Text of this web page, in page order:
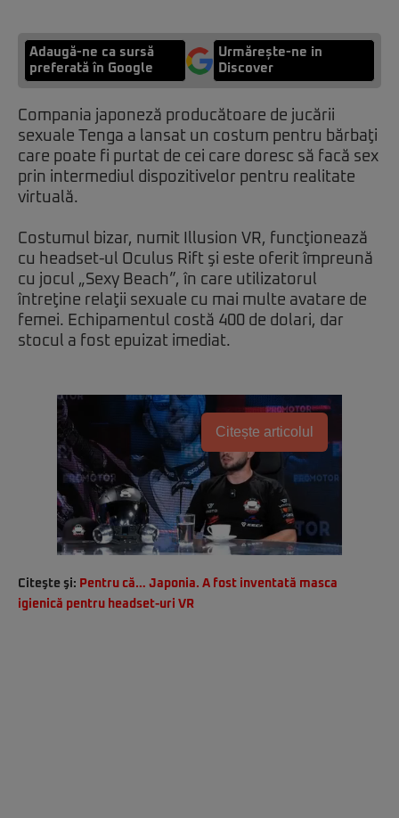
Adaugă-ne ca sursă
preferată în Google
Urmărește-ne in
Discover
Compania japoneză producătoare de jucării
sexuale Tenga a lansat un costum pentru bărbaţi
care poate fi purtat de cei care doresc să facă sex
prin intermediul dispozitivelor pentru realitate
virtuală.
Costumul bizar, numit Illusion VR, funcţionează
cu headset-ul Oculus Rift şi este oferit împreună
cu jocul „Sexy Beach”, în care utilizatorul
întreţine relaţii sexuale cu mai multe avatare de
femei. Echipamentul costă 400 de dolari, dar
stocul a fost epuizat imediat.
Citește articolul
Citeşte şi: Pentru că… Japonia. A fost inventată masca
igienică pentru headset-uri VR